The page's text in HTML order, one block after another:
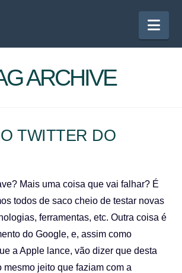
ARCHIVE
TWITTER DO
Mais uma coisa que vai falhar? É
todos de saco cheio de testar novas
ferramentas, etc. Outra coisa é
do Google, e, assim como
a Apple lance, vão dizer que desta
mesmo jeito que faziam com a